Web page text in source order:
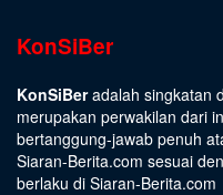
KonSiBer
KonSiBeradalah singkatan
merupakan perwakilan dari
bertanggung-jawab penuh
Siaran-Berita.com sesuai
berlaku di Siaran-Berita.com